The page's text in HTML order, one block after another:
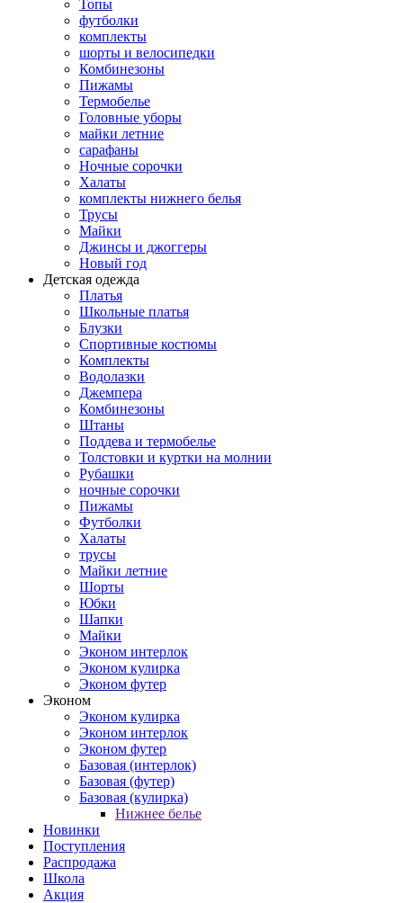
Топы
футболки
комплекты
шорты и велосипедки
Комбинезоны
Пижамы
Термобелье
Головные уборы
майки летние
сарафаны
Ночные сорочки
Халаты
комплекты нижнего белья
Трусы
Майки
Джинсы и джоггеры
Новый год
Детская одежда
Платья
Школьные платья
Блузки
Спортивные костюмы
Комплекты
Водолазки
Джемпера
Комбинезоны
Штаны
Поддева и термобелье
Толстовки и куртки на молнии
Рубашки
ночные сорочки
Пижамы
Футболки
Халаты
трусы
Майки летние
Шорты
Юбки
Шапки
Майки
Эконом интерлок
Эконом кулирка
Эконом футер
Эконом
Эконом кулирка
Эконом интерлок
Эконом футер
Базовая (интерлок)
Базовая (футер)
Базовая (кулирка)
Нижнее белье
Новинки
Поступления
Распродажа
Школа
Акция